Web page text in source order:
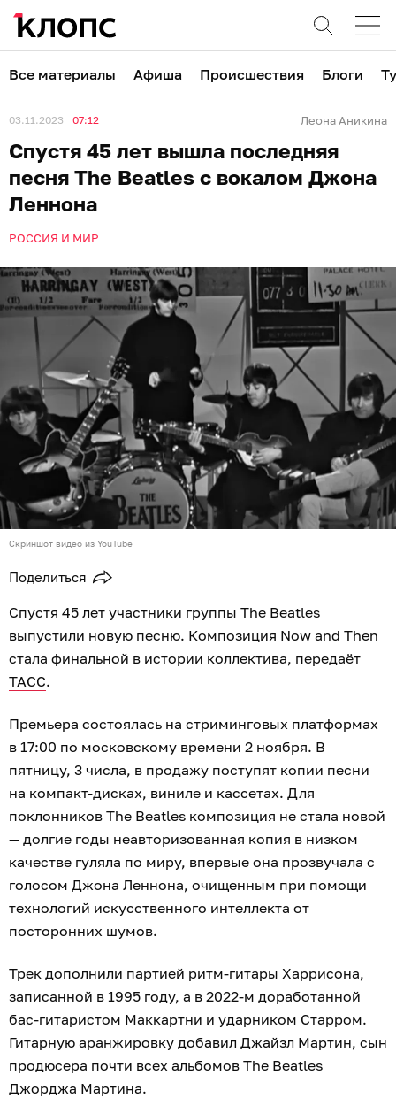
Все материалы Афиша Происшествия Блоги
03.11.2023 07:12 Леона Аникина
Спустя 45 лет вышла последняя
песня The Beatles с вокалом Джона
Леннона
РОССИЯ И МИР
Скриншот видео из YouTube
Поделиться
Спустя 45 лет участники группы The Beatles
выпустили новую песню. Композиция Now and Then
стала финальной в истории коллектива, передаёт
ТАСС.
Премьера состоялась на стриминговых платформах
в 17:00 по московскому времени 2 ноября. В
пятницу, 3 числа, в продажу поступят копии песни
на компакт-дисках, виниле и кассетах. Для
поклонников The Beatles композиция не стала новой
— долгие годы неавторизованная копия в низком
качестве гуляла по миру, впервые она прозвучала с
голосом Джона Леннона, очищенным при помощи
технологий искусственного интеллекта от
посторонних шумов.
Трек дополнили партией ритм-гитары Харрисона,
записанной в 1995 году, а в 2022-м доработанной
бас-гитаристом Маккартни и ударником Старром.
Гитарную аранжировку добавил Джайзл Мартин, сын
продюсера почти всех альбомов The Beatles
Джорджа Мартина.